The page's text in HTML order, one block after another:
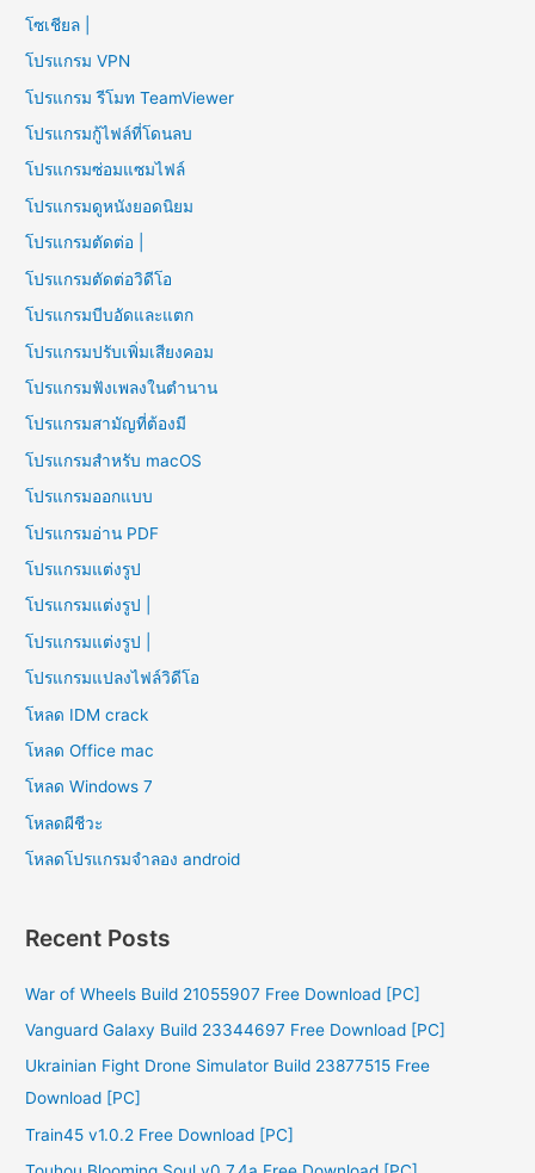
โซเชียล |
โปรแกรม VPN
โปรแกรม รีโมท TeamViewer
โปรแกรมกู้ไฟล์ที่โดนลบ
โปรแกรมซ่อมแซมไฟล์
โปรแกรมดูหนังยอดนิยม
โปรแกรมตัดต่อ |
โปรแกรมตัดต่อวิดีโอ
โปรแกรมบีบอัดและแตก
โปรแกรมปรับเพิ่มเสียงคอม
โปรแกรมฟังเพลงในตำนาน
โปรแกรมสามัญที่ต้องมี
โปรแกรมสำหรับ macOS
โปรแกรมออกแบบ
โปรแกรมอ่าน PDF
โปรแกรมแต่งรูป
โปรแกรมแต่งรูป |
โปรแกรมแต่งรูป |
โปรแกรมแปลงไฟล์วิดีโอ
โหลด IDM crack
โหลด Office mac
โหลด Windows 7
โหลดผีชีวะ
โหลดโปรแกรมจําลอง android
Recent Posts
War of Wheels Build 21055907 Free Download [PC]
Vanguard Galaxy Build 23344697 Free Download [PC]
Ukrainian Fight Drone Simulator Build 23877515 Free
Download [PC]
Train45 v1.0.2 Free Download [PC]